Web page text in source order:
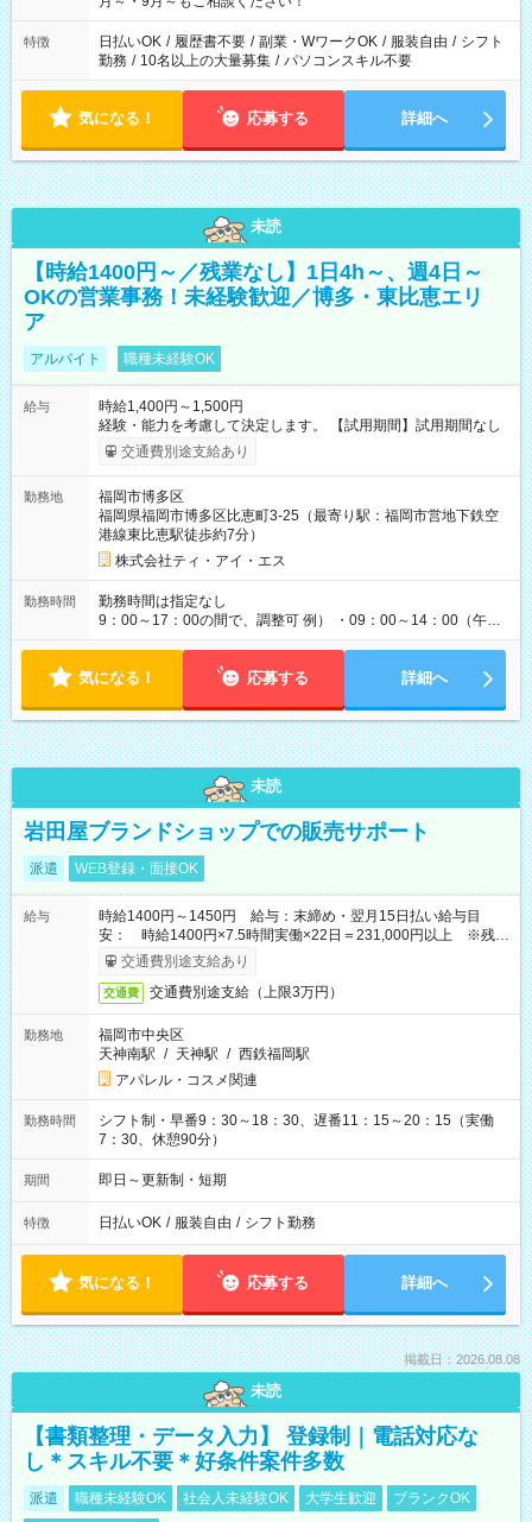
特徴 日払いOK / 履歴書不要 / 副業・WワークOK / 服装自由 / シフト
勤務 / 10名以上の大量募集 / パソコンスキル不要
気になる！ 応募する 詳細へ
未読
【時給1400円～／残業なし】1日4h～、週4日～
OKの営業事務！未経験歓迎／博多・東比恵エリ
ア
アルバイト 職種未経験OK
給与
時給1,400円～1,500円
経験・能力を考慮して決定します。 【試用期間】試用期間なし
交通費別途支給あり
勤務地
福岡市博多区
福岡県福岡市博多区比恵町3-25（最寄り駅：福岡市営地下鉄空
港線東比恵駅徒歩約7分）
株式会社ティ・アイ・エス
勤務時間
勤務時間は指定なし
9：00～17：00の間で、調整可 例） ・09：00～14：00（午後
からは家事に） ・10：00～16：00（朝はゆっくりスタート）
勤務で、ご希望に合わせて調整します。 ◎今週は子供の行事
気になる！ 応募する 詳細へ
未読
岩田屋ブランドショップでの販売サポート
派遣 WEB登録・面接OK
給与
時給1400円～1450円 給与：末締め・翌月15日払い給与目
安： 時給1400円×7.5時間実働×22日＝231,000円以上 ※残業
単位が1分計算。残業分もしっかり給与でお支払いします
交通費別途支給あり
交通費 交通費別途支給（上限3万円）
勤務地
福岡市中央区
天神南駅 / 天神駅 / 西鉄福岡駅
アパレル・コスメ関連
勤務時間
シフト制・早番9：30～18：30、遅番11：15～20：15（実働
7：30、休憩90分）
期間 即日～更新制・短期
特徴 日払いOK / 服装自由 / シフト勤務
気になる！ 応募する 詳細へ
掲載日：2026.08.08
未読
【書類整理・データ入力】 登録制｜電話対応な
し＊スキル不要＊好条件案件多数
派遣 職種未経験OK 社会人未経験OK 大学生歓迎
ブランクOK